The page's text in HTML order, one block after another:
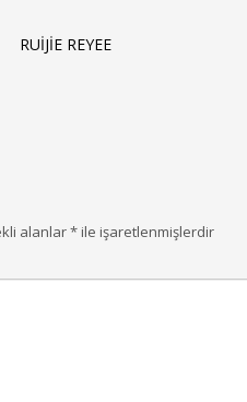
RUİJİE REYEE
alanlar*ile işaretlenmişlerdir